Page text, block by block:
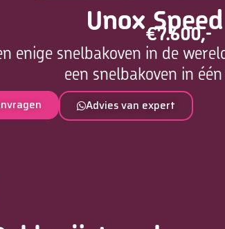
Unox€7.600,-
enige snelbakoven in de
een snelbakoven in
Advies van expert